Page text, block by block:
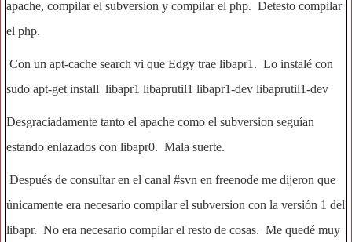
apache, compilar el subversion y compilar el php. Detesto compilar
el php.
Con un apt-cache search vi que Edgy trae libapr1. Lo instalé con
sudo apt-get install libapr1 libaprutil1 libapr1-dev libaprutil1-dev
Desgraciadamente tanto el apache como el subversion seguían
estando enlazados con libapr0. Mala suerte.
Después de consultar en el canal #svn en freenode me dijeron que
únicamente era necesario compilar el subversion con la versión 1 del
libapr. No era necesario compilar el resto de cosas. Me quedé muy